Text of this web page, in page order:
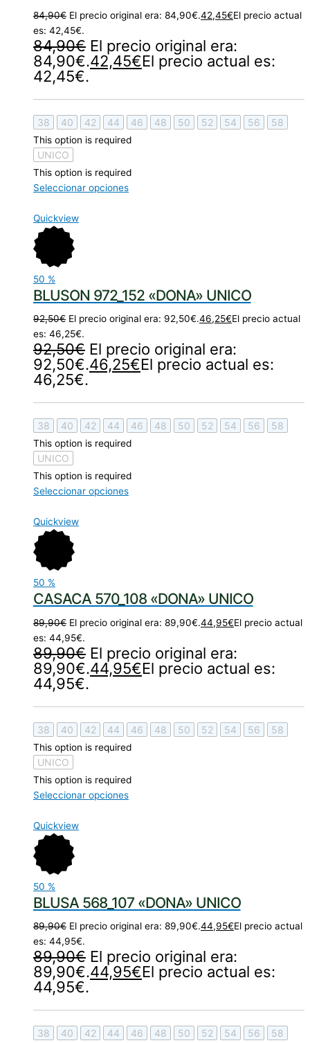
84,90€ El precio original era: 84,90€.42,45€El precio actual
es: 42,45€.
84,90€ El precio original era:
84,90€.42,45€El precio actual es:
42,45€.
38 40 42 44 46 48 50 52 54 56 58
This option is required
UNICO
This option is required
Seleccionar opciones
Quickview
50 %
BLUSON 972_152 «DONA» UNICO
92,50€ El precio original era: 92,50€.46,25€El precio actual
es: 46,25€.
92,50€ El precio original era:
92,50€.46,25€El precio actual es:
46,25€.
38 40 42 44 46 48 50 52 54 56 58
This option is required
UNICO
This option is required
Seleccionar opciones
Quickview
50 %
CASACA 570_108 «DONA» UNICO
89,90€ El precio original era: 89,90€.44,95€El precio actual
es: 44,95€.
89,90€ El precio original era:
89,90€.44,95€El precio actual es:
44,95€.
38 40 42 44 46 48 50 52 54 56 58
This option is required
UNICO
This option is required
Seleccionar opciones
Quickview
50 %
BLUSA 568_107 «DONA» UNICO
89,90€ El precio original era: 89,90€.44,95€El precio actual
es: 44,95€.
89,90€ El precio original era:
89,90€.44,95€El precio actual es:
44,95€.
38 40 42 44 46 48 50 52 54 56 58